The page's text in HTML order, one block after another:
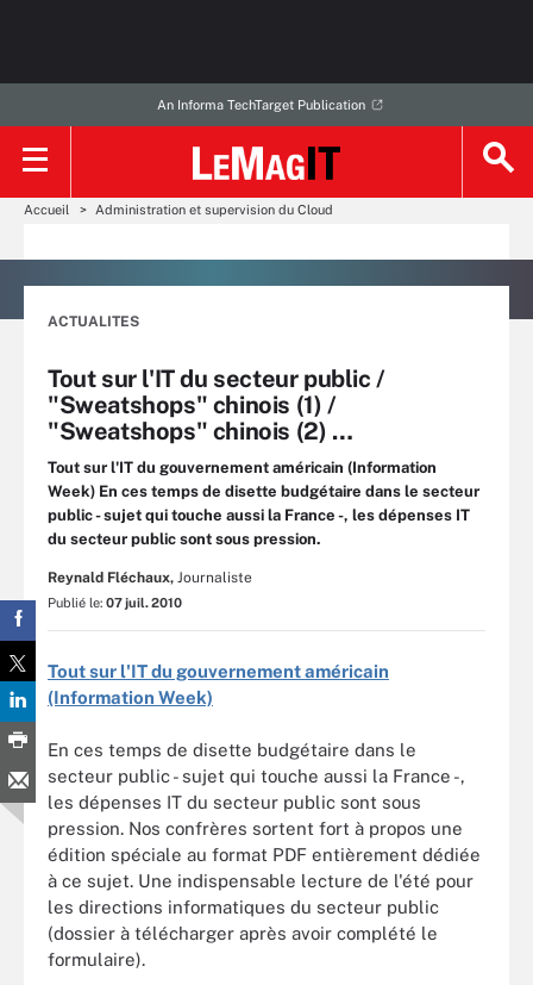
An Informa TechTarget Publication
Accueil Administration et supervision du Cloud
ACTUALITES
Tout sur l'IT du secteur public /
"Sweatshops" chinois (1) /
"Sweatshops" chinois (2) …
Tout sur l'IT du gouvernement américain (Information
Week) En ces temps de disette budgétaire dans le secteur
public - sujet qui touche aussi la France -, les dépenses IT
du secteur public sont sous pression.
Reynald Fléchaux, Journaliste
Publié le: 07 juil. 2010
Tout sur l'IT du gouvernement américain
(Information Week)
En ces temps de disette budgétaire dans le
secteur public - sujet qui touche aussi la France -,
les dépenses IT du secteur public sont sous
pression. Nos confrères sortent fort à propos une
édition spéciale au format PDF entièrement dédiée
à ce sujet. Une indispensable lecture de l'été pour
les directions informatiques du secteur public
(dossier à télécharger après avoir complété le
formulaire).